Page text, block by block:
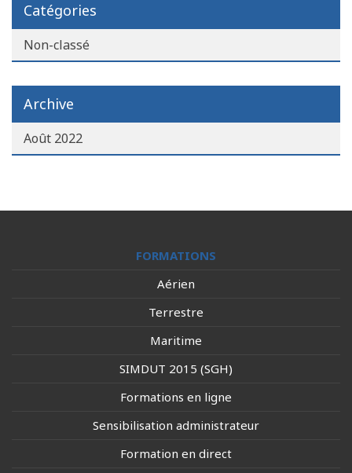
Catégories
Non-classé
Archive
Août 2022
FORMATIONS
Aérien
Terrestre
Maritime
SIMDUT 2015 (SGH)
Formations en ligne
Sensibilisation administrateur
Formation en direct